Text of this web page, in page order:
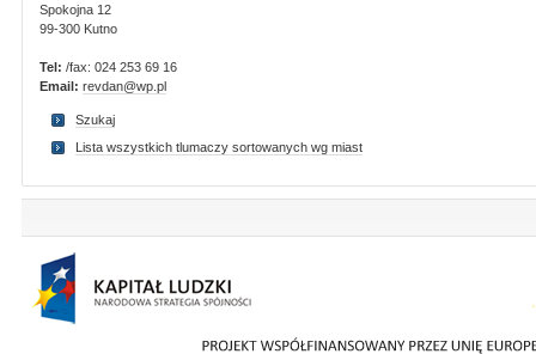
Spokojna 12
99-300 Kutno
Tel: /fax: 024 253 69 16
Email: revdan@wp.pl
Szukaj
Lista wszystkich tlumaczy sortowanych wg miast